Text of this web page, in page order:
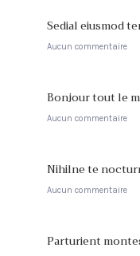
Sedial eiusmod
Aucun commentaire
Bonjour tout le
Aucun commentaire
Nihilne te
Aucun commentaire
Parturient